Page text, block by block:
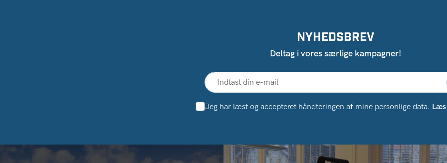
NYHEDSBREV
Deltag i vores særlige kampagner!
Jeg har læst og accepteret håndteringen af ​​mine personlige data.